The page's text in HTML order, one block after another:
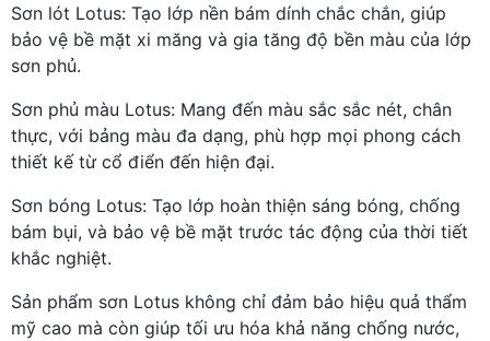
Sơn lót Lotus: Tạo lớp nền bám dính chắc chắn, giúp
bảo vệ bề mặt xi măng và gia tăng độ bền màu của lớp
sơn phủ.
Sơn phủ màu Lotus: Mang đến màu sắc sắc nét, chân
thực, với bảng màu đa dạng, phù hợp mọi phong cách
thiết kế từ cổ điển đến hiện đại.
Sơn bóng Lotus: Tạo lớp hoàn thiện sáng bóng, chống
bám bụi, và bảo vệ bề mặt trước tác động của thời tiết
khắc nghiệt.
Sản phẩm sơn Lotus không chỉ đảm bảo hiệu quả thẩm
mỹ cao mà còn giúp tối ưu hóa khả năng chống nước,